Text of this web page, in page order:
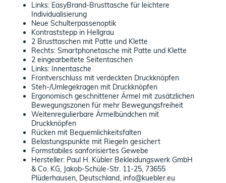
Links: EasyBrand-Brusttasche für leichtere
Individualisierung
Neue Schulterpassenoptik
Kontraststepp in Hellgrau
2 Brusttaschen mit Patte und Klette
Rechts: Smartphonetasche mit Patte und Klette
2 eingearbeitete Seitentaschen
Links: Innentasche
Frontverschluss mit verdeckten Druckknöpfen
Steh-/Umlegekragen mit Druckknöpfen
Ergonomisch geschnittener Ärmel mit zusätzlichen
Bewegungszonen für mehr Bewegungsfreiheit
Weitenregulierbare Ärmelbündchen mit
Druckknöpfen
Rücken mit Bequemlichkeitsfalten
Belastungspunkte mit Riegeln gesichert
Formstabiles sanforisiertes Gewebe
Hersteller: Paul H. Kübler Bekleidungswerk GmbH
& Co. KG, Jakob-Schüle-Str. 11-25, 73655
Plüderhausen, Deutschland, info@kuebler.eu